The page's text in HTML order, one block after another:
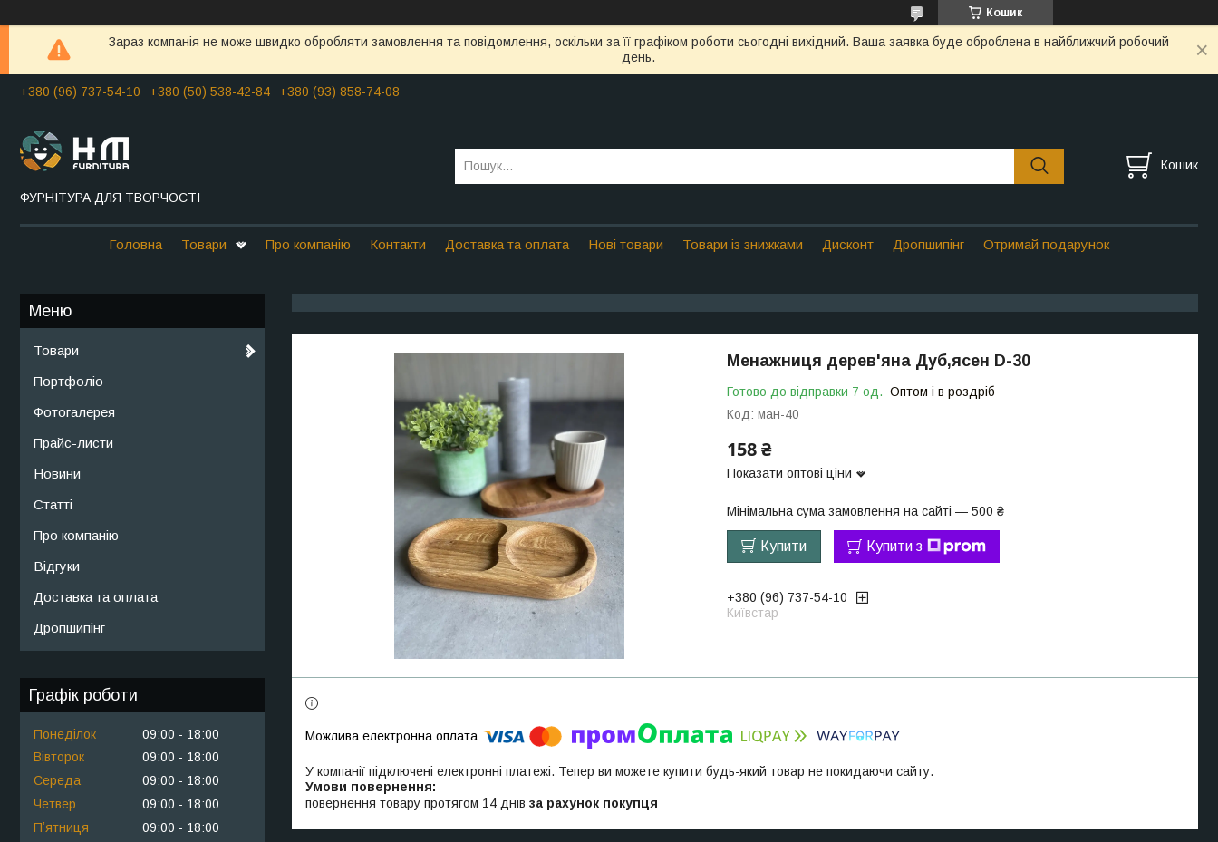
Кошик
Зараз компанія не може швидко обробляти замовлення та повідомлення, оскільки за її графіком роботи сьогодні вихідний. Ваша заявка буде оброблена в найближчий робочий
день.
+380 (96) 737-54-10 +380 (50) 538-42-84 +380 (93) 858-74-08
ФУРНІТУРА ДЛЯ ТВОРЧОСТІ
Кошик
Головна Товари Про компанію Контакти Доставка та оплата Нові товари Товари із знижками Дисконт Дропшипінг Отримай подарунок
Менажниця дерев'яна Дуб,ясен D-30
Готово до відправки 7 од. Оптом і в роздріб
Код: ман-40
158 ₴
Показати оптові ціни
Мінімальна сума замовлення на сайті — 500 ₴
Купити Купити з
+380 (96) 737-54-10
Київстар
У компанії підключені електронні платежі. Тепер ви можете купити будь-який товар не покидаючи сайту.
повернення товару протягом 14 днів за рахунок покупця
Товари
Портфоліо
Фотогалерея
Прайс-листи
Новини
Статті
Про компанію
Відгуки
Доставка та оплата
Дропшипінг
Графік роботи
Понеділок 09:00
18:00
Вівторок
09:00
18:00
Середа
09:00
18:00
Четвер
09:00
18:00
Пʼятниця
09:00
18:00